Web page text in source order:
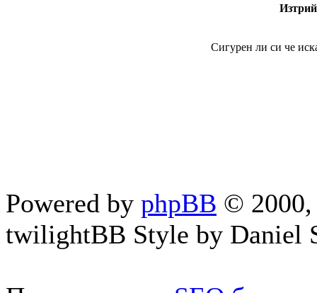
Сигурен ли си че
Powered by phpBB © 2000,
twilightBB Style by Daniel